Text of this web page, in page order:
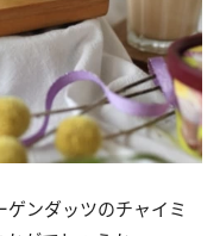
ンダッツのチャイミ